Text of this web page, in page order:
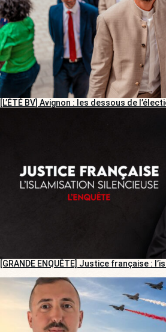
[L’ÉTÉ BV] Avignon : les dessous de
[GRANDE ENQUÊTE] Justice française :